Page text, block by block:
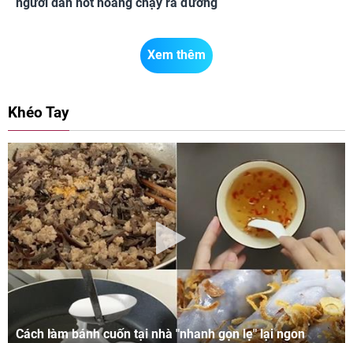
Xem thêm
Khéo Tay
Cách làm bánh cuốn tại nhà "nhanh gọn lẹ" lại ngon